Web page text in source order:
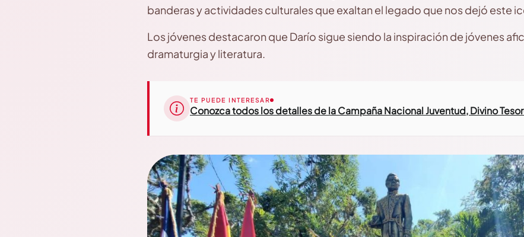
banderas y actividades culturales que exaltan el legado que nos dejó este
Los jóvenes destacaron que Darío sigue siendo la inspiración de jóvenes
dramaturgia y literatura.
TE PUEDE INTERESAR
Conozca todos los detalles de la Campaña Nacional Juventud, Divino